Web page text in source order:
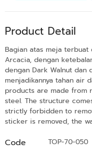
Product Detail
Bagian atas meja terbuat
Arcacia, dengan
dengan Dark Walnut dan
menjadikannya tahan air
products are made from
steel. The structure
strictly forbidden to
sticker is removed, the
Code TOP-70-050